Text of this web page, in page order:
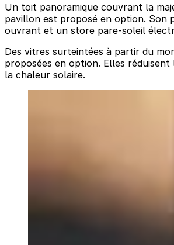
Un toit panoramique couvrant la
pavillon est proposé en option. Son
ouvrant et un store pare-soleil
Des vitres surteintées à partir du
proposées en option. Elles réduisent
la chaleur solaire.